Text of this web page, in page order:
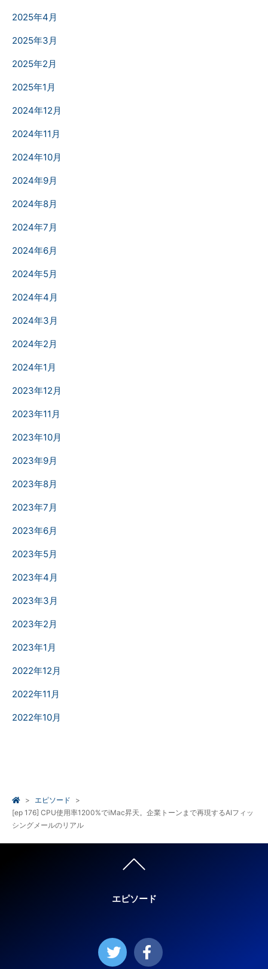
2025年4月
2025年3月
2025年2月
2025年1月
2024年12月
2024年11月
2024年10月
2024年9月
2024年8月
2024年7月
2024年6月
2024年5月
2024年4月
2024年3月
2024年2月
2024年1月
2023年12月
2023年11月
2023年10月
2023年9月
2023年8月
2023年7月
2023年6月
2023年5月
2023年4月
2023年3月
2023年2月
2023年1月
2022年12月
2022年11月
2022年10月
エピソード
[ep 176] CPU使用率1200%でiMac昇天。企業トーンまで再現するAIフィッ
シングメールのリアル
エピソード